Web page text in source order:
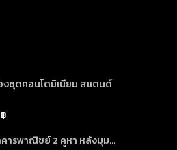
งชุดคอนโดมิเนียม สแตนด์
คารพาณิชย์ 2 คูหา หลังมุม...